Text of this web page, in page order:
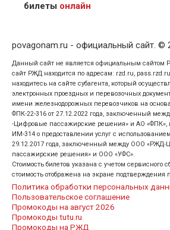
билеты онлайн
povagonam.ru - официальный сайт. ©
Данный сайт не является официальным
сайт РЖД находится по адресам: rzd.ru,
находитесь на сайте субагента, который
электронных проездных и перевозочных
имени железнодорожных перевозчиков на
ФПК-22-316 от 27.12.2022 года, заключенный
-Цифровые пассажирские решения» и АО «ФПК»,
ИМ-314 о предоставлении услуг с
29.12.2017 года, заключенный между ООО «РЖД-
пассажирские решения» и ООО «УФС».
Стоимость билетов указана с учетом сервисного
стоимость отображена на экране подтверждения
Политика обработки персональных
Пользовательское соглашение
Промокоды на август 2026
Промокоды tutu.ru
Промокоды на РЖД